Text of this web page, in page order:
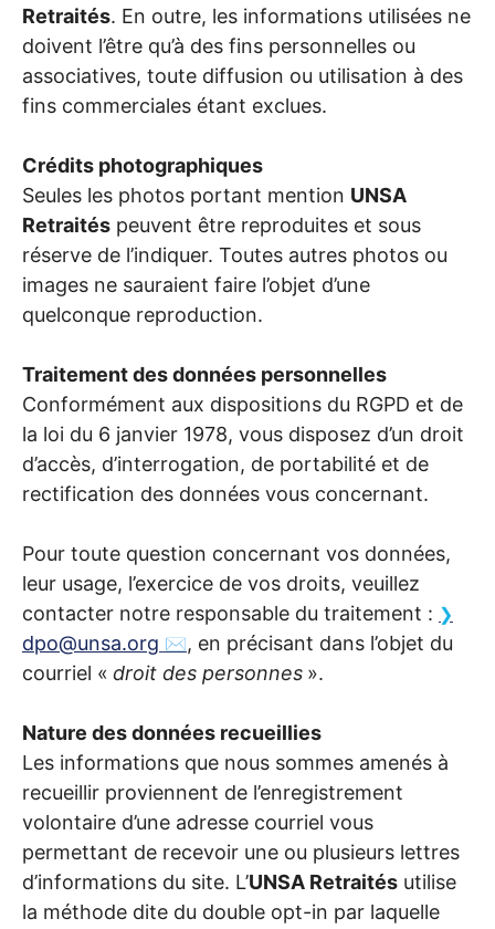
Retraités. En outre, les informations utilisées ne
doivent l’être qu’à des fins personnelles ou
associatives, toute diffusion ou utilisation à des
fins commerciales étant exclues.
Crédits photographiques
Seules les photos portant mention UNSA
Retraités peuvent être reproduites et sous
réserve de l’indiquer. Toutes autres photos ou
images ne sauraient faire l’objet d’une
quelconque reproduction.
Traitement des données personnelles
Conformément aux dispositions du RGPD et de
la loi du 6 janvier 1978, vous disposez d’un droit
d’accès, d’interrogation, de portabilité et de
rectification des données vous concernant.
Pour toute question concernant vos données,
leur usage, l’exercice de vos droits, veuillez
contacter notre responsable du traitement :
dpo@unsa.org
, en précisant dans l’objet du
courriel « droit des personnes ».
Nature des données recueillies
Les informations que nous sommes amenés à
recueillir proviennent de l’enregistrement
volontaire d’une adresse courriel vous
permettant de recevoir une ou plusieurs lettres
d’informations du site. L’UNSA Retraités utilise
la méthode dite du double opt-in par laquelle